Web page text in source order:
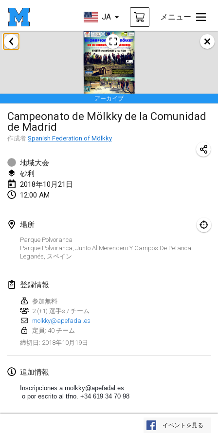
JA メニュー
リストを表示
アーカイブ
Campeonato de Mölkky de la Comunidad
de Madrid
作成者 Spanish Federation of Mölkky
地域大会
砂利
2018年10月21日
12:00 AM
場所
Parque Polvoranca
Parque Polvoranca, Junto Al Merendero Y Campos De Petanca
Leganés スペイン
登録情報
参加無料
2 (+1) 選手s / チーム
molkky@apefadal.es
定員: 40 チーム
締切日 : 2018年10月19日
追加情報
Inscripciones a molkky@apefadal.es
o por escrito al tfno. +34 619 34 70 98
イベントを見る
2018年1月
Open des rois de Mölkky
フランス
Individuel du Garo
2018年1月21日|フランス
Tournoi d'Hiver
2018年1月27日|フランス
Tournoi de Mölkky - Lesfous Dubâtonvaigeois
2018年1月27日
2018年2月
2018年2月3日 | フィンランド
Tournoi de la St Valentin
2018年2月10日
Faschings-Mölkky
2018年2月11日 ドイツ
Rakovnické mölkkování
SM HalliMölkky - Finnish Championship
2018年2月24日 | フィンランド